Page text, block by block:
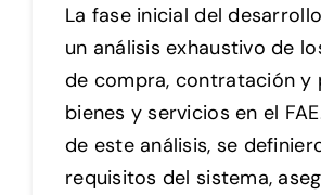
La fase inicial del
un análisis exhaustivo de
de compra, contratación y
bienes y servicios en el
de este análisis, se
requisitos del sistema,